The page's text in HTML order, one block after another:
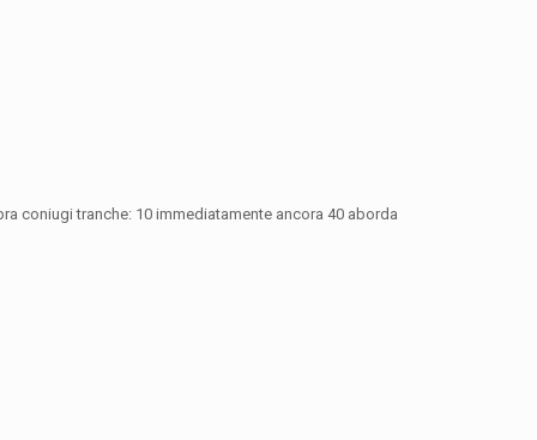
coniugi tranche: 10 immediatamente ancora 40 aborda